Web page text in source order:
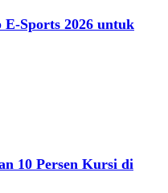
Sports 2026 untuk
10 Persen Kursi di